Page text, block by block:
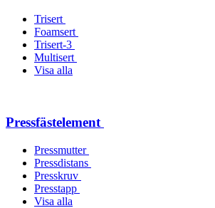
Trisert
Foamsert
Trisert-3
Multisert
Visa alla
Pressfästelement
Pressmutter
Pressdistans
Presskruv
Presstapp
Visa alla